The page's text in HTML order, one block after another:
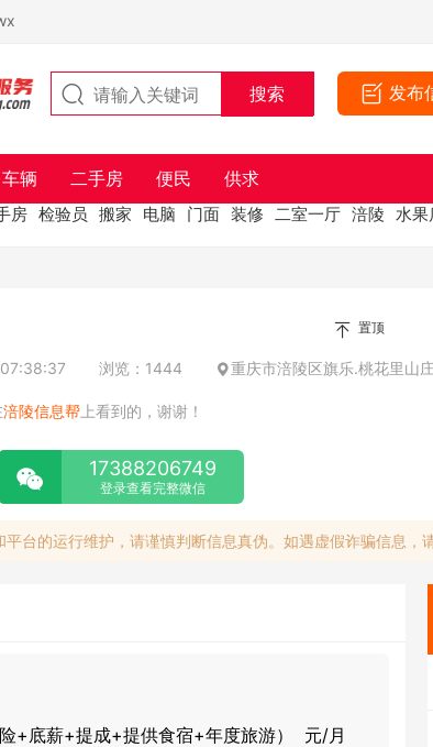
发布
车辆 二手房 便民 供求
房 检验员 搬家 电脑 门面 装修 二室一厅 涪陵 水果
置顶
浏览：1444 重庆市涪陵区旗乐.桃花里山庄
涪陵信息帮 上看到的，谢谢！
17388206749
登录查看完整微信
台的运行维护，请谨慎判断信息真伪。如遇虚假诈骗信息，
+底薪+提成+提供食宿+年度旅游） 元/月